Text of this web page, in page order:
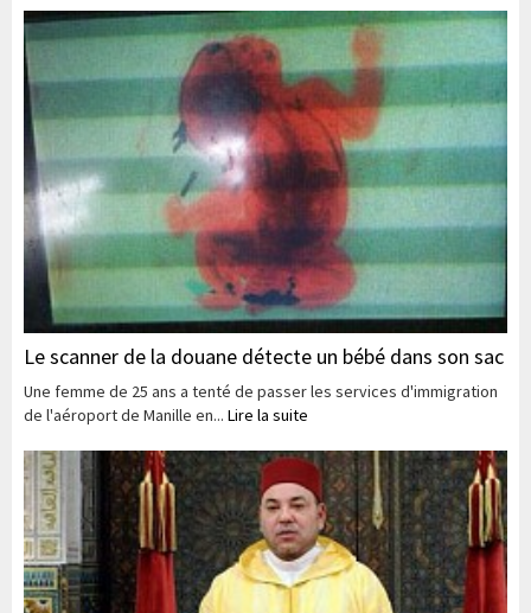
Le scanner de la douane détecte un bébé dans son sac
Une femme de 25 ans a tenté de passer les services d'immigration
de l'aéroport de Manille en... Lire la suite